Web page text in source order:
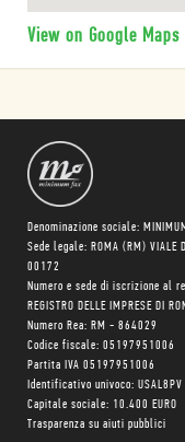
View on Google Maps
Denominazione sociale:
Sede legale: ROMA (RM) VIALE
00172
Numero e sede di iscrizione al
REGISTRO DELLE IMPRESE DI
Numero Rea: RM - 864029
Codice fiscale: 05197951006
Partita IVA 05197951006
Identificativo univoco: USAL8PV
Capitale sociale: 10.400 EURO
Trasparenza su aiuti pubblici